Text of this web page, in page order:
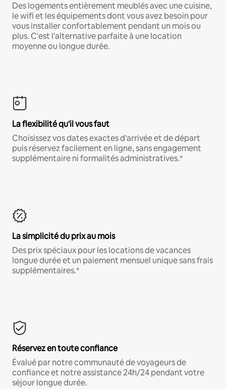
Des logements entièrement meublés avec une cuisine,
le wifi et les équipements dont vous avez besoin pour
vous installer confortablement pendant un mois ou
plus. C'est l'alternative parfaite à une location
moyenne ou longue durée.
La flexibilité qu'il vous faut
Choisissez vos dates exactes d'arrivée et de départ
puis réservez facilement en ligne, sans engagement
supplémentaire ni formalités administratives.*
La simplicité du prix au mois
Des prix spéciaux pour les locations de vacances
longue durée et un paiement mensuel unique sans frais
supplémentaires.*
Réservez en toute confiance
Évalué par notre communauté de voyageurs de
confiance et notre assistance 24h/24 pendant votre
séjour longue durée.